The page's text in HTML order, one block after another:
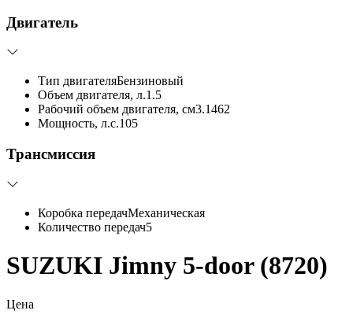
Двигатель
Тип двигателяБензиновый
Объем двигателя, л.1.5
Рабочий объем двигателя, см3.1462
Мощность, л.с.105
Трансмиссия
Коробка передачМеханическая
Количество передач5
SUZUKI Jimny 5-door (8720)
Цена